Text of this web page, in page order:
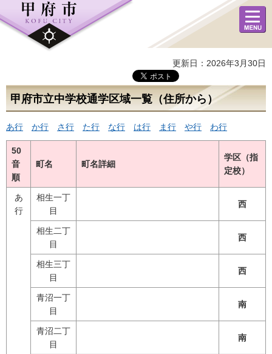
メニュ
ー
更新日：2026年3月30日
甲府市立中学校通学区域一覧（住所から）
あ行 か行 さ行 た行 な行 は行 ま行 や行 わ行
50
音
順
町名 町名詳細
学区（指
定校）
あ
行
相生一丁
目
西
相生二丁
目
西
相生三丁
目
西
青沼一丁
目
南
青沼二丁
目
南